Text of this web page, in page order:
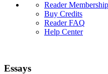
Reader
Buy Credits
Reader FAQ
Help Center
Essays